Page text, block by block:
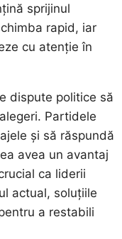
sprijinul
rapid, iar
cu atenție în
dispute politice să
Partidele
și să răspundă
avea un avantaj
ca liderii
actual, soluțiile
a restabili